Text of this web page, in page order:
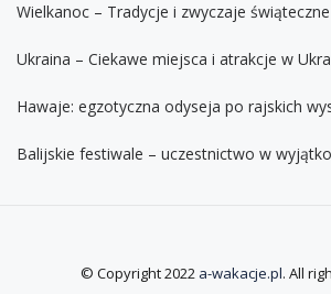
Wielkanoc – Tradycje i zwyczaje
Ukraina – Ciekawe miejsca i atrakcje w
Hawaje: egzotyczna odyseja po rajskich
Balijskie festiwale – uczestnictwo w
© Copyright 2022 a-wakacje.pl. All